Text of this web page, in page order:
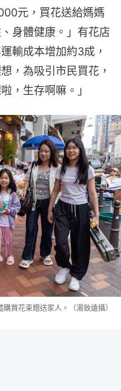
元，買花送給媽媽
身體健康。」有花店
輸成本增加約3成，
，為吸引市民買花，
，生存啊嘛。」
買花束贈送家人。（湯致遠攝）